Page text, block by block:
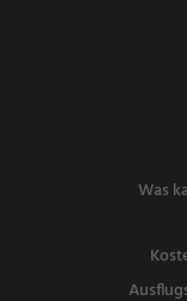
Was